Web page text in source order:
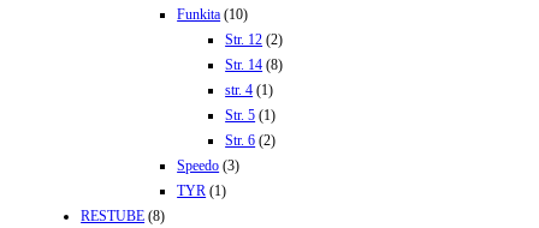
Funkita (10)
Str. 12 (2)
Str. 14 (8)
str. 4 (1)
Str. 5 (1)
Str. 6 (2)
Speedo (3)
TYR (1)
RESTUBE (8)